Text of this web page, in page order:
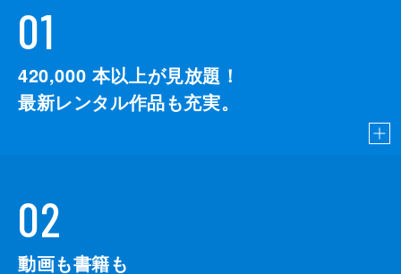
01
420,000 本以上が見放題！
最新レンタル作品も充実。
02
動画も書籍も